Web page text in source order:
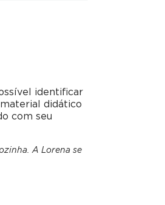
identificar
didático
com seu
A Lorena se